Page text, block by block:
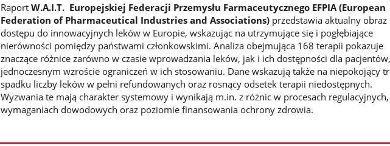
Raport W.A.I.T. Europejskiej Federacji Przemysłu Farmaceutycznego EFPIA (European
Federation of Pharmaceutical Industries and Associations)przedstawia aktualny obraz
dostępu do innowacyjnych leków w Europie, wskazując na utrzymujące się i pogłębiające
nierówności pomiędzy państwami członkowskimi. Analiza obejmująca 168 terapii pokazuje
znaczące różnice zarówno w czasie wprowadzania leków, jak i ich dostępności dla
jednoczesnym wzroście ograniczeń w ich stosowaniu. Dane wskazują także na niepokojący
spadku liczby leków w pełni refundowanych oraz rosnący odsetek terapii niedostępnych.
Wyzwania te mają charakter systemowy i wynikają m.in. z różnic w procesach regulacyjnych,
wymaganiach dowodowych oraz poziomie finansowania ochrony zdrowia.